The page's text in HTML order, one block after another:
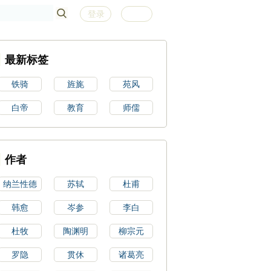
登录
最新标签
铁骑 旌旄 苑风
白帝 教育 师儒
作者
纳兰性德 苏轼 杜甫
韩愈 岑参 李白
杜牧 陶渊明 柳宗元
罗隐 贯休 诸葛亮